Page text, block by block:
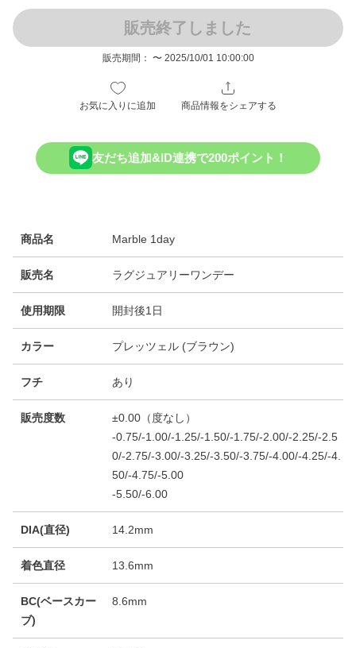
販売終了しました
販売期間： 〜 2025/10/01 10:00:00
お気に入りに追加 商品情報をシェアする
友だち追加&ID連携で200ポイント！
商品名 Marble 1day
販売名 ラグジュアリーワンデー
使用期限 開封後1日
カラー プレッツェル (ブラウン)
フチ あり
販売度数
±0.00（度なし）
-0.75/-1.00/-1.25/-1.50/-1.75/-2.00/-2.25/-2.5
0/-2.75/-3.00/-3.25/-3.50/-3.75/-4.00/-4.25/-4.
50/-4.75/-5.00
-5.50/-6.00
DIA(直径) 14.2mm
着色直径 13.6mm
BC(ベースカー
ブ)
8.6mm